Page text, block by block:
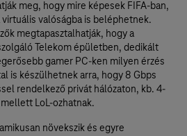
meg, hogy mire képesek FIFA-ban,
virtuális valóságba is beléphetnek.
megtapasztalhatják, hogy a
Telekom épületben, dedikált
gamer PC-ken milyen érzés
is készülhetnek arra, hogy 8 Gbps
rendelkező privát hálózaton, kb. 4-
LoL-ozhatnak.
növekszik és egyre